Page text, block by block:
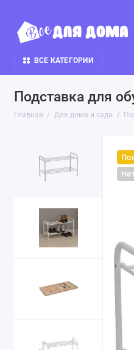
ВСЕ КАТЕГОРИИ
Подставка для
Главная Для дома и сада